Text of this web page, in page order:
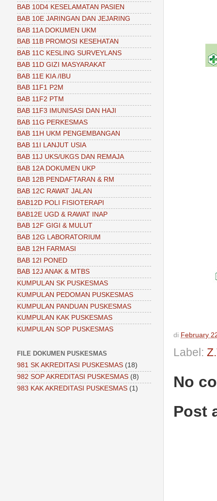
di February
Label:
No
Post
BAB 10D4 KESELAMATAN PASIEN
BAB 10E JARINGAN DAN JEJARING
BAB 11A DOKUMEN UKM
BAB 11B PROMOSI KESEHATAN
BAB 11C KESLING SURVEYLANS
BAB 11D GIZI MASYARAKAT
BAB 11E KIA /IBU
BAB 11F1 P2M
BAB 11F2 PTM
BAB 11F3 IMUNISASI DAN HAJI
BAB 11G PERKESMAS
BAB 11H UKM PENGEMBANGAN
BAB 11I LANJUT USIA
BAB 11J UKS/UKGS DAN REMAJA
BAB 12A DOKUMEN UKP
BAB 12B PENDAFTARAN & RM
BAB 12C RAWAT JALAN
BAB12D POLI FISIOTERAPI
BAB12E UGD & RAWAT INAP
BAB 12F GIGI & MULUT
BAB 12G LABORATORIUM
BAB 12H FARMASI
BAB 12I PONED
BAB 12J ANAK & MTBS
KUMPULAN SK PUSKESMAS
KUMPULAN PEDOMAN PUSKESMAS
KUMPULAN PANDUAN PUSKESMAS
KUMPULAN KAK PUSKESMAS
KUMPULAN SOP PUSKESMAS
FILE DOKUMEN PUSKESMAS
981 SK AKREDITASI PUSKESMAS (18)
982 SOP AKREDITASI PUSKESMAS (8)
983 KAK AKREDITASI PUSKESMAS (1)